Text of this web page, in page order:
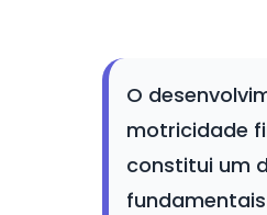
O
motricidade
constitui um